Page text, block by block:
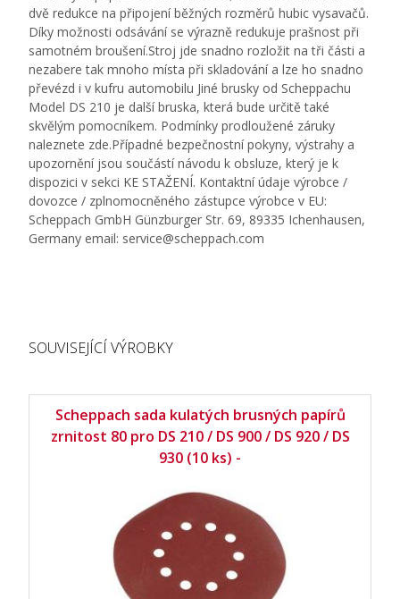
dvě redukce na připojení běžných rozměrů hubic vysavačů.
Díky možnosti odsávání se výrazně redukuje prašnost při
samotném broušení.Stroj jde snadno rozložit na tři části a
nezabere tak mnoho místa při skladování a lze ho snadno
převézd i v kufru automobilu Jiné brusky od Scheppachu
Model DS 210 je další bruska, která bude určitě také
skvělým pomocníkem. Podmínky prodloužené záruky
naleznete zde.Případné bezpečnostní pokyny, výstrahy a
upozornění jsou součástí návodu k obsluze, který je k
dispozici v sekci KE STAŽENÍ. Kontaktní údaje výrobce /
dovozce / zplnomocněného zástupce výrobce v EU:
Scheppach GmbH Günzburger Str. 69, 89335 Ichenhausen,
Germany email: service@scheppach.com
SOUVISEJÍCÍ VÝROBKY
Scheppach sada kulatých brusných papírů
zrnitost 80 pro DS 210 / DS 900 / DS 920 / DS
930 (10 ks) -